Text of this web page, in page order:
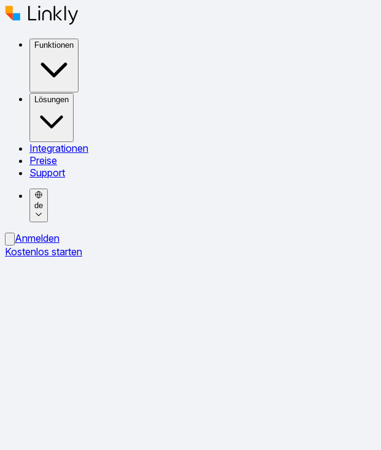
Funktionen
Lösungen
Integrationen
Preise
Support
de
Anmelden
Kostenlos starten